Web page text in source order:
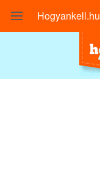
Hogyankell.hu